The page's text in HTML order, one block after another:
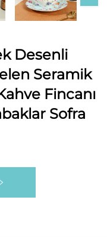
Desenli
Seramik
Fincanı
Sofra